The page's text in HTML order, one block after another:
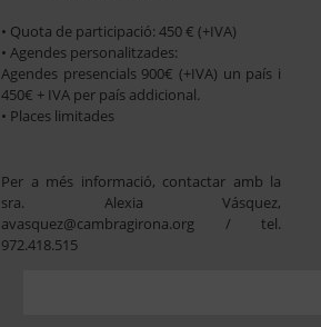
• Quota de participació: 450 € (+IVA)
• Agendes personalitzades:
Agendes presencials 900€ (+IVA) un país i
450€ + IVA per país addicional.
• Places limitades
Per a més informació, contactar amb la
sra. Alexia Vásquez,
avasquez@cambragirona.org / tel.
972.418.515